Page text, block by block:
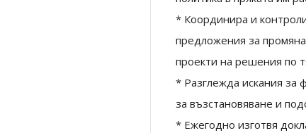
* Координира и
предложения за
проекти на решения по
* Разглежда искания за
за възстановяване и
* Ежегодно изготвя